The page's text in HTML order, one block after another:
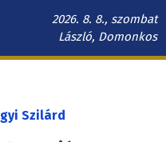
2026. 8. 8., szombat
László, Domonkos
Szilárd